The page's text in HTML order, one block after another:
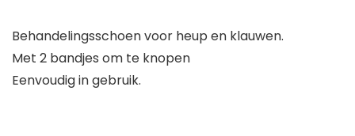
Behandelingsschoen voor heup en klauwen.
Met 2 bandjes om te knopen
Eenvoudig in gebruik.